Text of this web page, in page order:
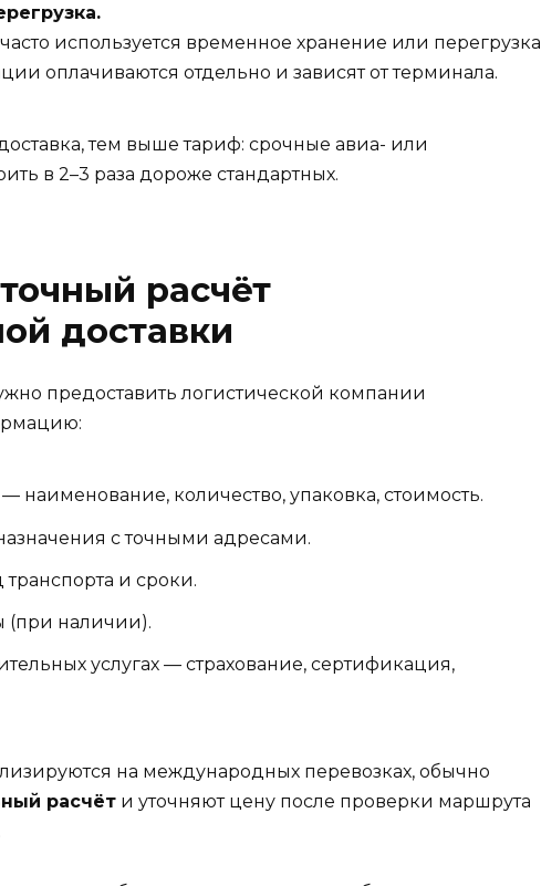
используется временное хранение или перегрузка
оплачиваются отдельно и зависят от терминала.
тем выше тариф: срочные авиа- или
в 2–3 раза дороже стандартных.
расчёт
доставки
предоставить логистической компании
наименование, количество, упаковка, стоимость.
с точными адресами.
и сроки.
(при наличии).
услугах — страхование, сертификация,
на международных перевозках, обычно
расчёт и уточняют цену после проверки маршрута